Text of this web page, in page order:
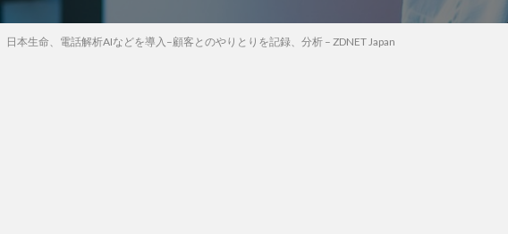
日本生命、電話解析AIなどを導入–顧客とのやりとりを記録、分析 – ZDNET Japan